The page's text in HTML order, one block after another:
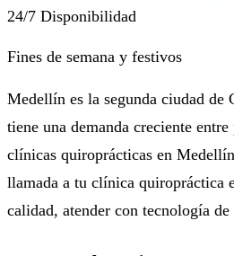
24/7 Disponibilidad
Fines de semana y festivos
Medellín es la segunda ciudad de
tiene una demanda creciente
clínicas quiroprácticas en
llamada a tu clínica quiropráctica
calidad, atender con tecnología